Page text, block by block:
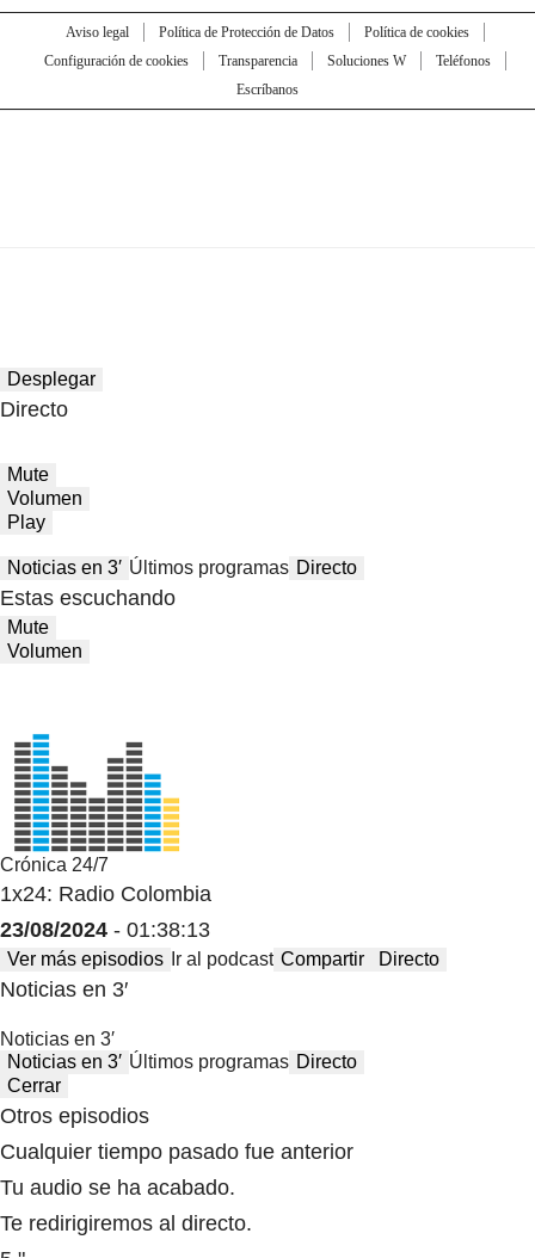
Aviso legal Política de Protección de Datos
Política de cookies
Configuración de cookies
Transparencia Soluciones W
Teléfonos
Escríbanos
Desplegar
Directo
Mute
Volumen
Play
Noticias en 3′ Últimos programas Directo
Estas escuchando
Mute
Volumen
Crónica 24/7
1x24: Radio Colombia
23/08/2024 - 01:38:13
Ver más episodios Ir al podcast Compartir Directo
Noticias en 3′
Noticias en 3′
Noticias en 3′ Últimos programas Directo
Cerrar
Otros episodios
Cualquier tiempo pasado fue anterior
Tu audio se ha acabado.
Te redirigiremos al directo.